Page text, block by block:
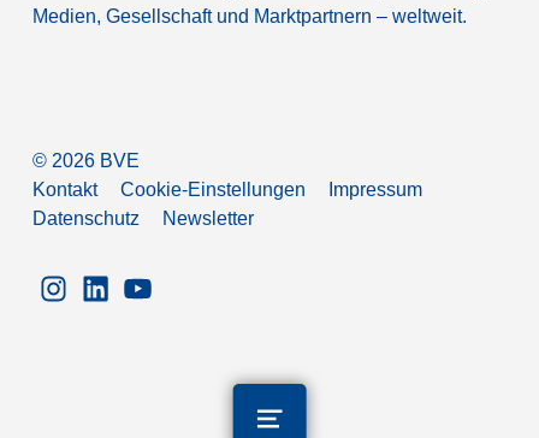
Medien, Gesellschaft und Marktpartnern – weltweit.
© 2026BVE
Kontakt
Cookie-Einstellungen
Impressum
Datenschutz
Newsletter